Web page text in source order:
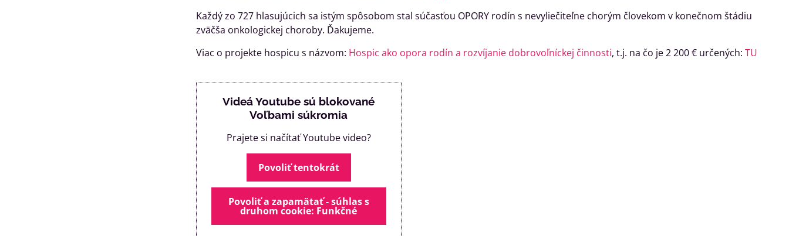
Každý zo 727 hlasujúcich sa istým spôsobom stal súčasťou OPORY rodín s nevyliečiteľne chorým človekom v konečnom štádiu
zväčša onkologickej choroby. Ďakujeme.
Viac o projekte hospicu s názvom: Hospic ako opora rodín a rozvíjanie dobrovoľníckej činnosti, t.j. na čo je 2 200 € určených: TU
Videá Youtube sú blokované
Voľbami súkromia
Prajete si načítať Youtube video?
Povoliť tentokrát
Povoliť a zapamätať - súhlas s
druhom cookie: Funkčné